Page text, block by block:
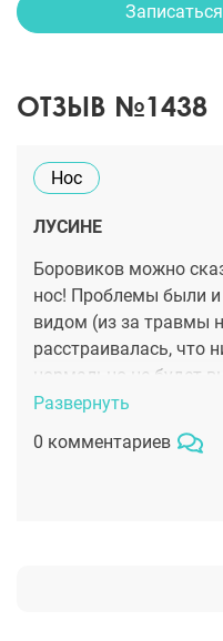
ОТЗЫВ №1438
Нос
ЛУСИНЕ
Боровиков можно
нос! Проблемы были
видом (из за травмы
расстраивалась, что
нормально не будет
миллион врачей. Но
москве, носы
Сизов расположил к
Развернуть
0 комментариев